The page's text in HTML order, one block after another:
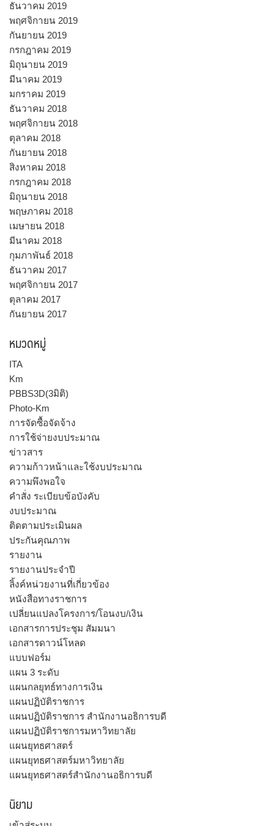
ธันวาคม 2019
พฤศจิกายน 2019
กันยายน 2019
กรกฎาคม 2019
มิถุนายน 2019
มีนาคม 2019
มกราคม 2019
ธันวาคม 2018
พฤศจิกายน 2018
ตุลาคม 2018
กันยายน 2018
สิงหาคม 2018
กรกฎาคม 2018
มิถุนายน 2018
พฤษภาคม 2018
เมษายน 2018
มีนาคม 2018
กุมภาพันธ์ 2018
ธันวาคม 2017
พฤศจิกายน 2017
ตุลาคม 2017
กันยายน 2017
หมวดหมู่
ITA
Km
PBBS3D(3มิติ)
Photo-Km
การจัดซื้อจัดจ้าง
การใช้จ่ายงบประมาณ
ข่าวสาร
ความก้าวหน้าและใช้งบประมาณ
ความพึงพอใจ
คำสั่ง ระเบียบข้อบังคับ
งบประมาณ
ติดตามประเมินผล
ประกันคุณภาพ
รายงาน
รายงานประจำปี
ลิ้งค์หน่วยงานที่เกี่ยวข้อง
หนังสือทางราชการ
เปลี่ยนแปลงโครงการ/โอนงบ/เงิน
เอกสารการประชุม สัมมนา
เอกสารดาวน์โหลด
แบบฟอร์ม
แผน 3 ระดับ
แผนกลยุทธ์ทางการเงิน
แผนปฏิบัติราชการ
แผนปฏิบัติราชการ สำนักงานอธิการบดี
แผนปฏิบัติราชการมหาวิทยาลัย
แผนยุทธศาสตร์
แผนยุทธศาสตร์มหาวิทยาลัย
แผนยุทธศาสตร์สำนักงานอธิการบดี
นิยาม